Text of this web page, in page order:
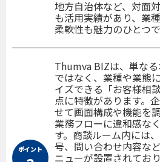
地方自治体など、対面
も活用実績があり、業
柔軟性も魅力のひとつで
ポイント
Thumva BIZは、単な
ではなく、業種や業態
イズできる「お客様相
点に特徴があります。
せて画面構成や機能を
業務フローに違和感な
す。商談ルーム内には
号、問い合わせ内容な
ニューが設置されてお